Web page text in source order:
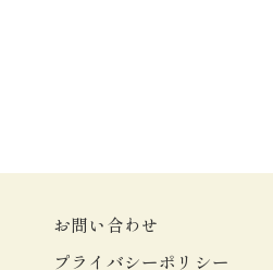
お問い合わせ
プライバシーポリシー